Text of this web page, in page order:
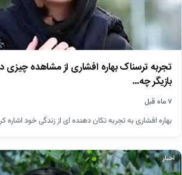
تجربه ترسناک بهاره افشاری از مشاهده چیزی
بازیگر چه…
۷ ماه قبل
بهاره افشاری به تجربه تکان دهنده ای از زندگی خود اشاره
اخبار